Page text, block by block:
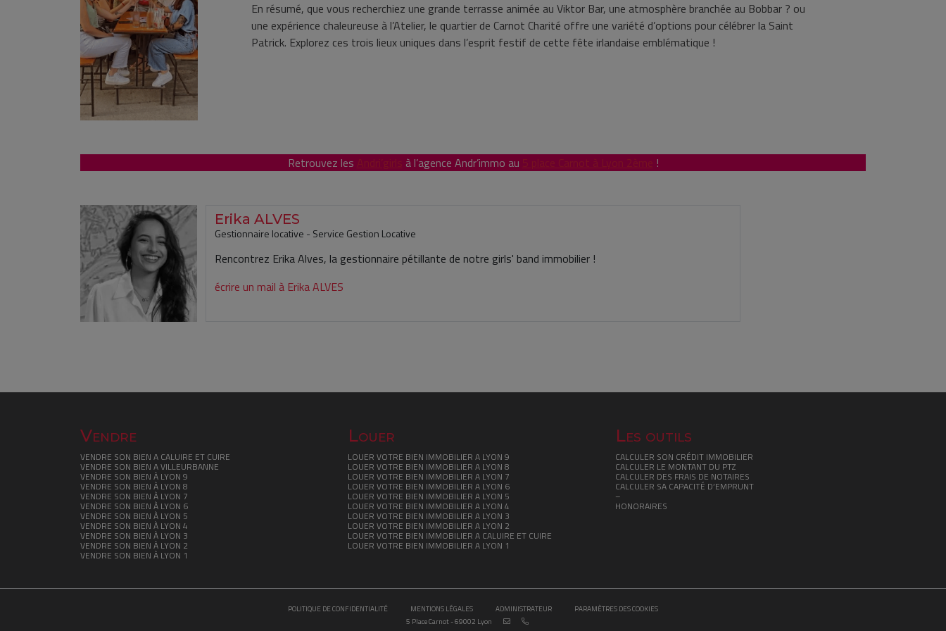
En résumé, que vous recherchiez une grande terrasse animée au Viktor Bar, une atmosphère branchée au Bobbar ? ou
une expérience chaleureuse à l’Atelier, le quartier de Carnot Charité offre une variété d’options pour célébrer la Saint
Patrick. Explorez ces trois lieux uniques dans l’esprit festif de cette fête irlandaise emblématique !
Retrouvez les à l’agence Andr’immo au !
Erika ALVES
Gestionnaire locative - Service Gestion Locative
Rencontrez Erika Alves, la gestionnaire pétillante de notre girls' band immobilier !
écrire un mail à Erika ALVES
Vendre
VENDRE SON BIEN A CALUIRE ET CUIRE
VENDRE SON BIEN A VILLEURBANNE
VENDRE SON BIEN À LYON 9
VENDRE SON BIEN À LYON 8
VENDRE SON BIEN À LYON 7
VENDRE SON BIEN À LYON 6
VENDRE SON BIEN À LYON 5
VENDRE SON BIEN À LYON 4
VENDRE SON BIEN À LYON 3
VENDRE SON BIEN À LYON 2
VENDRE SON BIEN À LYON 1
Louer
LOUER VOTRE BIEN IMMOBILIER A LYON 9
LOUER VOTRE BIEN IMMOBILIER A LYON 8
LOUER VOTRE BIEN IMMOBILIER A LYON 7
LOUER VOTRE BIEN IMMOBILIER A LYON 6
LOUER VOTRE BIEN IMMOBILIER A LYON 5
LOUER VOTRE BIEN IMMOBILIER A LYON 4
LOUER VOTRE BIEN IMMOBILIER A LYON 3
LOUER VOTRE BIEN IMMOBILIER A LYON 2
LOUER VOTRE BIEN IMMOBILIER A CALUIRE ET CUIRE
LOUER VOTRE BIEN IMMOBILIER A LYON 1
Les outils
CALCULER SON CRÉDIT IMMOBILIER
CALCULER LE MONTANT DU PTZ
CALCULER DES FRAIS DE NOTAIRES
CALCULER SA CAPACITÉ D’EMPRUNT
–
HONORAIRES
POLITIQUE DE CONFIDENTIALITÉ MENTIONS LÉGALES ADMINISTRATEUR
PARAMÈTRES DES COOKIES
5 Place Carnot - 69002 Lyon